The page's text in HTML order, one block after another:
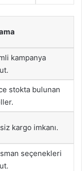
kampanya
stokta bulunan
kargo imkanı.
seçenekleri